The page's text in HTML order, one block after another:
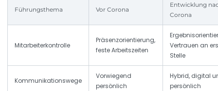
Führungsthema Vor Corona
Entwicklung
Corona
Mitarbeiterkontrolle
Präsenzorientierung,
feste Arbeitszeiten
Vertrauen an
Stelle
Kommunikationswege
Vorwiegend
persönlich
Hybrid, digital
persönlich